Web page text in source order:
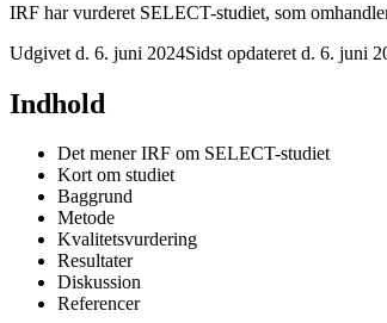
IRF har vurderet SELECT-studiet, som
Udgivet d. 6. juni 2024Sidst opdateret d. 6. juni
Indhold
Det mener IRF om SELECT-studiet
Kort om studiet
Baggrund
Metode
Kvalitetsvurdering
Resultater
Diskussion
Referencer